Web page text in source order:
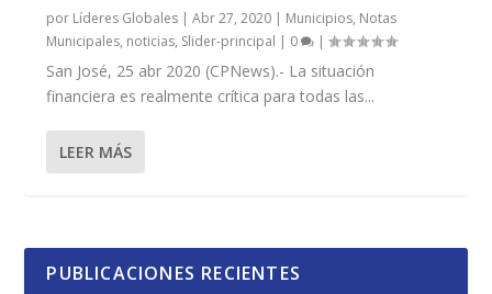
por Líderes Globales |Abr 27, 2020 | Municipios, Notas
Municipales, noticias, Slider-principal | 0 |
San José, 25 abr 2020 (CPNews).- La situación
financiera es realmente crítica para todas las...
LEER MÁS
PUBLICACIONES RECIENTES